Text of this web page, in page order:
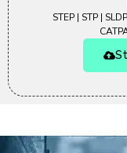
STEP | STP |